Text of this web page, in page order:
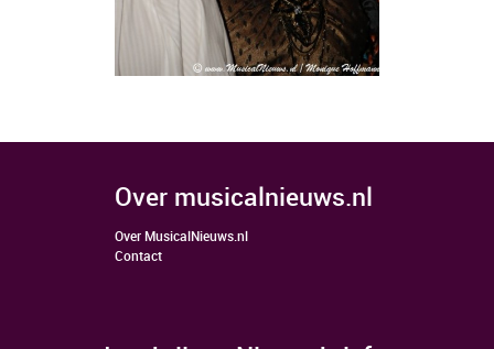
over musicalnieuws.nl
Over MusicalNieuws.nl
Contact